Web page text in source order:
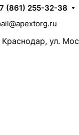
(861) 255-32-38
Краснодар, ул.